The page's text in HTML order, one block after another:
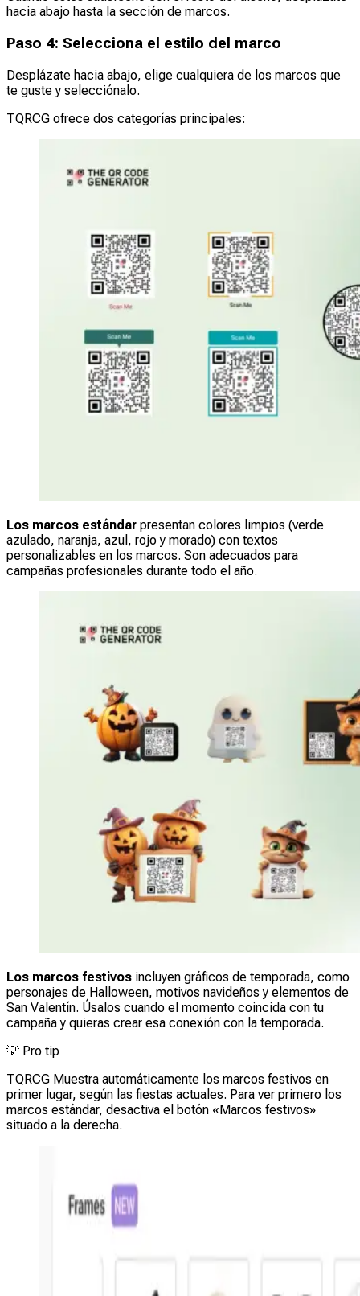
hacia abajo hasta la sección de marcos.
Paso 4: Selecciona el estilo del marco
Desplázate hacia abajo, elige cualquiera de los marcos que
te guste y selecciónalo.
TQRCG ofrece dos categorías principales:
Los marcos estándar presentan colores limpios (verde
azulado, naranja, azul, rojo y morado) con textos
personalizables en los marcos. Son adecuados para
campañas profesionales durante todo el año.
Los marcos festivos incluyen gráficos de temporada, como
personajes de Halloween, motivos navideños y elementos de
San Valentín. Úsalos cuando el momento coincida con tu
campaña y quieras crear esa conexión con la temporada.
💡 Pro tip
TQRCG Muestra automáticamente los marcos festivos en
primer lugar, según las fiestas actuales. Para ver primero los
marcos estándar, desactiva el botón «Marcos festivos»
situado a la derecha.